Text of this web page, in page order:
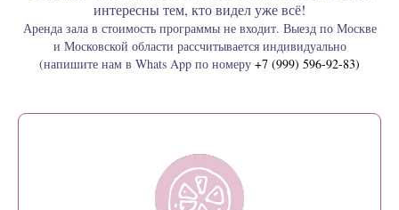
интересны тем, кто видел уже всё!
Аренда зала в стоимость программы не входит. Выезд по Москве
и Московской области рассчитывается индивидуально
(напишите нам в Whats App по номеру +7 (999) 596-92-83)